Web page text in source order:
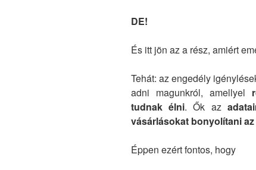
DE!
És itt jön az a rész, amiért
Tehát: az engedély
adni magunkról, amellyel
tudnak élni. Ők az
vásárlásokat bonyolítani
Éppen ezért fontos, hogy